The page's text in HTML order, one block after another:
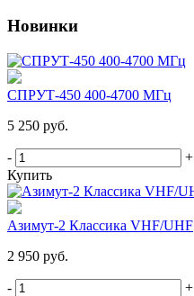
Новинки
СПРУТ-450 400-4700 МГц
5 250 руб.
-
+
Купить
Азимут-2 Классика VHF/UHF
2 950 руб.
-
+